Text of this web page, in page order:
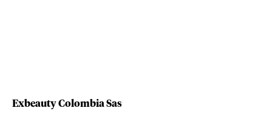
Exbeauty Colombia Sas